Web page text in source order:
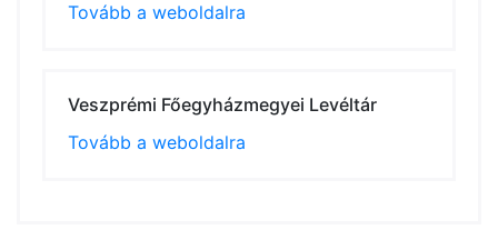
Tovább a weboldalra
Veszprémi Főegyházmegyei Levéltár
Tovább a weboldalra